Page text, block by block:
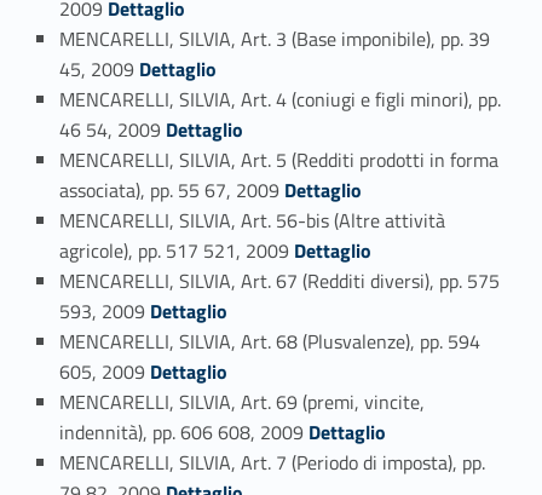
2009 Dettaglio
MENCARELLI, SILVIA, Art. 3 (Base imponibile), pp. 39
45, 2009 Link identifier #identifier_person_8012-80
Dettaglio
MENCARELLI, SILVIA, Art. 4 (coniugi e figli minori), pp.
46 54, 2009 Link identifier #identifier_person_62494-81
Dettaglio
MENCARELLI, SILVIA, Art. 5 (Redditi prodotti in forma
associata), pp. 55 67, 2009 Link identifier #identifier_person_185068-82
Dettaglio
MENCARELLI, SILVIA, Art. 56-bis (Altre attività
agricole), pp. 517 521, 2009 Link identifier #identifier_person_151425-83
Dettaglio
MENCARELLI, SILVIA, Art. 67 (Redditi diversi), pp. 575
593, 2009 Link identifier #identifier_person_193542-84
Dettaglio
MENCARELLI, SILVIA, Art. 68 (Plusvalenze), pp. 594
605, 2009 Link identifier #identifier_person_184022-85
Dettaglio
MENCARELLI, SILVIA, Art. 69 (premi, vincite,
indennità), pp. 606 608, 2009 Link identifier #identifier_person_56074-86
Dettaglio
MENCARELLI, SILVIA, Art. 7 (Periodo di imposta), pp.
Link identifier #identifier_person_178622-87